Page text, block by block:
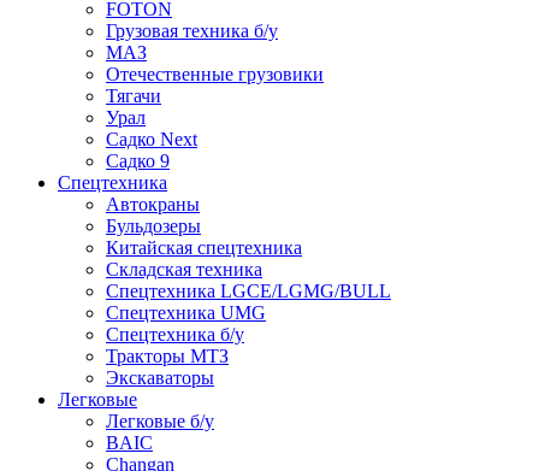
FOTON
Грузовая техника б/у
МАЗ
Отечественные грузовики
Тягачи
Урал
Садко Next
Садко 9
Спецтехника
Автокраны
Бульдозеры
Китайская спецтехника
Складская техника
Спецтехника LGCE/LGMG/BULL
Спецтехника UMG
Спецтехника б/у
Тракторы МТЗ
Экскаваторы
Легковые
Легковые б/у
BAIC
Changan